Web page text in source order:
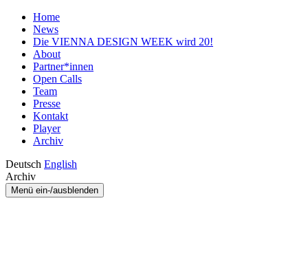
Home
News
Die VIENNA DESIGN WEEK wird 20!
About
Partner*innen
Open Calls
Team
Presse
Kontakt
Player
Archiv
Deutsch English
Archiv
Menü ein-/ausblenden